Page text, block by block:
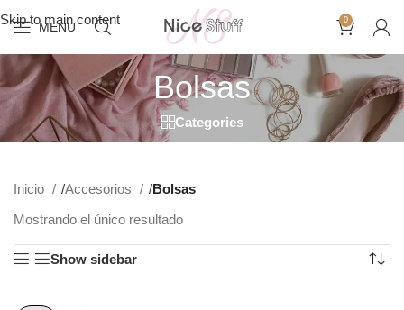
Skip to main content
MENU 0
Bolsas
Categories
Inicio /Accesorios /Bolsas
Mostrando el único resultado
Show sidebar